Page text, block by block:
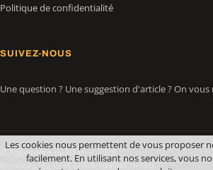
Politique de confidentialité
SUIVEZ-NOUS
Une question ? Une suggestion d'article ? On
© Apprendre-la-3D.fr — 2026
Mentions légalesConfidentialitéContact
Les cookies nous permettent de vous proposer
facilement. En utilisant nos services, vous